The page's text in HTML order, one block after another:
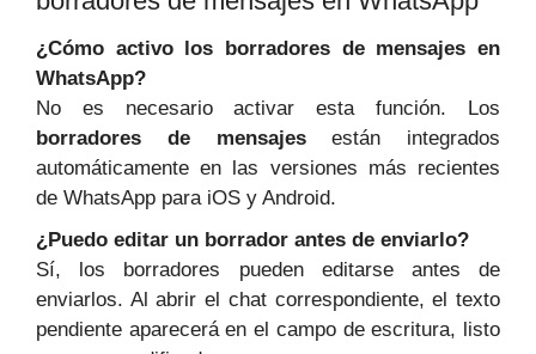
¿Cómo activo los borradores de mensajes en
WhatsApp?
No es necesario activar esta función. Los
borradores de mensajesestán integrados
automáticamente en las versiones más recientes
de WhatsApp para iOS y Android.
¿Puedo editar un borrador antes de enviarlo?
Sí, los borradores pueden editarse antes de
enviarlos. Al abrir el chat correspondiente, el texto
pendiente aparecerá en el campo de escritura, listo